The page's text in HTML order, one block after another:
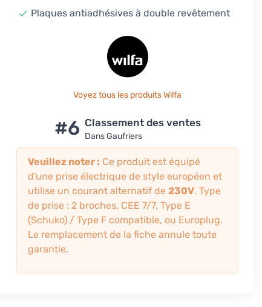
Plaques antiadhésives à double revêtement
Voyez tous les produits Wilfa
#6 Classement des ventes
Dans Gaufriers
Veuillez noter : Ce produit est équipé
d'une prise électrique de style européen et
utilise un courant alternatif de230V. Type
de prise : 2 broches, CEE 7/7, Type E
(Schuko) / Type F compatible, ou Europlug.
Le remplacement de la fiche annule toute
garantie.